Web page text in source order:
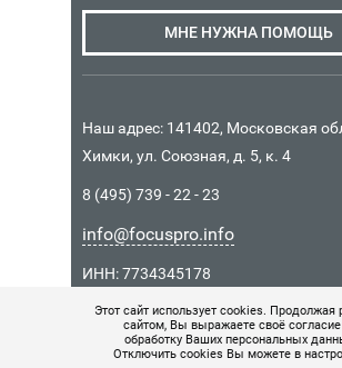
Этот сайт использует cookies. Продолжая
сайтом, Вы выражаете своё
обработку Ваших персональных
Отключить cookies Вы можете в
МНЕ НУЖНА ПОМОЩЬ
Наш адрес: 141402, Московская
Химки, ул. Союзная, д. 5, к. 4
8 (495) 739 - 22 - 23
info@focuspro.info
ИНН: 7734345178
КПП: 771401001
ОГРН 1157746037426